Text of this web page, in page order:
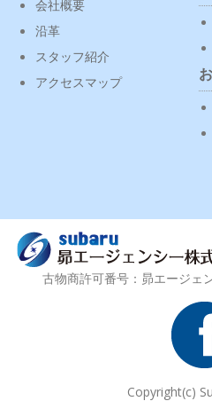
会社概要
沿革
スタッフ紹介
アクセスマップ
古物商許可番号：昴エージ
Copyright(c)